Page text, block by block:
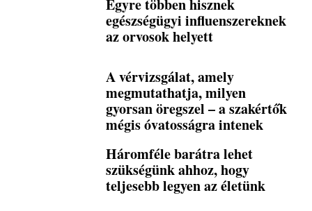
Egyre többen hisznek
egészségügyi influenszereknek
az orvosok helyett
A vérvizsgálat, amely
megmutathatja, milyen
gyorsan öregszel – a szakértők
mégis óvatosságra intenek
Háromféle barátra lehet
szükségünk ahhoz, hogy
teljesebb legyen az életünk